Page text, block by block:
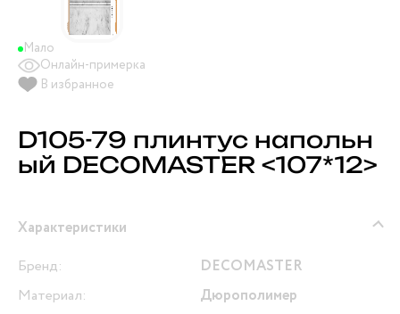
Мало
Онлайн-примерка
В избранное
D105-79 плинтус напольн
ый DECOMASTER <107*12>
Характеристики
Бренд:
DECOMASTER
Материал:
Дюрополимер